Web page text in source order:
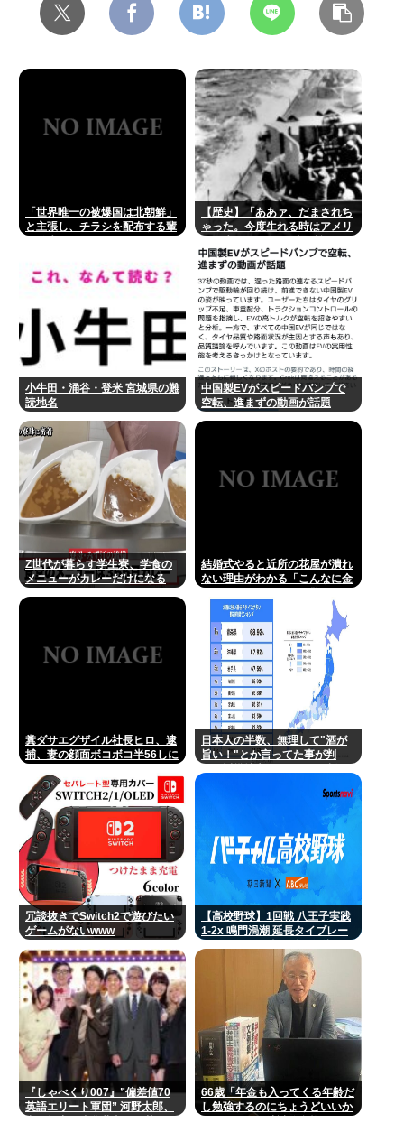
「世界唯一の被爆国は北朝鮮」
と主張し、チラシを配布する輩
【歴史】「ああァ、だまされち
ゃった。今度生れる時はアメリ
た特攻隊員が出撃前の日記に残
した”本音”
小牛田・涌谷・登米 宮城県の難
読地名
中国製EVがスピードバンプで
空転、進まずの動画が話題
Z世代が暮らす学生寮、学食の
メニューがカレーだけになる
結婚式やると近所の花屋が潰れ
ない理由がわかる「こんなに金
糞ダサエグザイル社長ヒロ、逮
捕、妻の顔面ボコボコ半56しに
日本人の半数、無理して"酒が
旨い！"とか言ってた事が判
冗談抜きでSwitch2で遊びたい
ゲームがないwww
【高校野球】1回戦 八王子実践
1-2x 鳴門渦潮 延長タイブレー
『しゃべくり007』”偏差値70
英語エリート軍団” 河野太郎、
66歳「年金も入ってくる年齢だ
し勉強するのにちょうどいいか